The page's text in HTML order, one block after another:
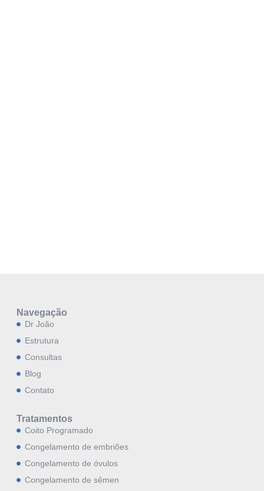
Navegação
Dr João
Estrutura
Consultas
Blog
Contato
Tratamentos
Coito Programado
Congelamento de embriões
Congelamento de óvulos
Congelamento de sêmen